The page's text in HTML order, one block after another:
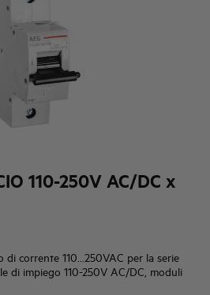
110-250V AC/DC x
di corrente 110...250VAC per la serie
di impiego 110-250V AC/DC, moduli